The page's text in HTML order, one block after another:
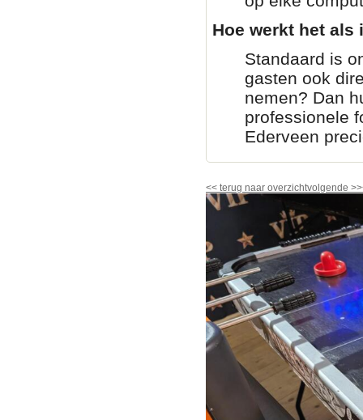
Hoe werkt het
Standaard is
gasten ook
nemen? Dan
professionele
Ederveen
<< terug naar overzichtvolgende >>